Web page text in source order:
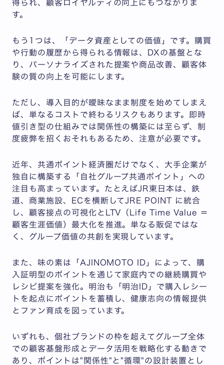
得られ、顧客ロイヤルティの向上にもつながりま
す。
もう1つは、「データ資産としての価値」です。購買
や行動の履歴から得られる情報は、DXの基盤とな
り、パーソナライズされた提案や商品改善、顧客体
験の質の向上を可能にします。
ただし、導入目的が曖昧なまま制度を始めてしまえ
ば、単なるコストで終わるリスクもあります。即時
値引き型の仕組みでは関係性の構築には至らず、制
度疲弊を招くおそれもあるため、注意が必要です。
近年、共通ポイント経済圏だけでなく、大手企業が
独自に構築する「自社グループ共通ポイント」への
注目も高まっています。たとえばJR東日本は、鉄
道、商業施設、ECを横断してJRE POINT に統合
し、顧客接点の可視化とLTV（Life Time Value ＝
顧客生涯価値）最大化を推進。単なる販促ではな
く、グループ価値の共創を実現しています。
また、味の素は「AJINOMOTO ID」によって、購
入証明型のポイントを通じて家庭内での継続購買や
レシピ提案を強化。明治も「明治ID」で購入レシー
トを起点にポイントを蓄積し、健康志向の情報提供
とファン育成を図っています。
いずれも、個社ブランドの枠を超えてグループ全体
での顧客基盤形成とデータ活用を戦略化する動きで
あり、ポイントは"関係性"と"循環"の設計装置とし